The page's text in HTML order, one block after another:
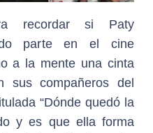
recordar si Paty
parte en el cine
a la mente una cinta
sus compañeros del
“Dónde quedó la
y es que ella forma